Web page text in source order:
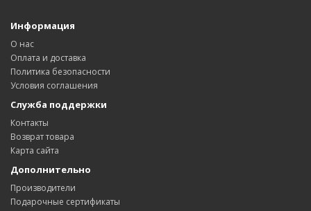
Информация
О нас
Оплата и доставка
Политика безопасности
Условия соглашения
Служба поддержки
Контакты
Возврат товара
Карта сайта
Дополнительно
Производители
Подарочные сертификаты